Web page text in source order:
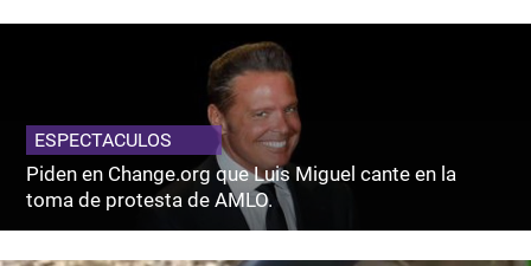
ESPECTACULOS
Piden en Change.org que Luis Miguel cante en la
toma de protesta de AMLO.